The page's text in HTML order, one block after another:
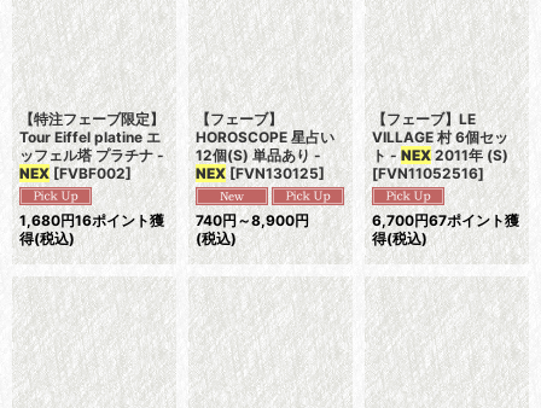
【特注フェーブ限定】
Tour Eiffel platine エ
ッフェル塔 プラチナ -
NEX [FVBF002]
1,680円16ポイント獲
得(税込)
【フェーブ】
HOROSCOPE 星占い
12個(S) 単品あり -
NEX [FVN130125]
740円～8,900円
(税込)
【フェーブ】LE
VILLAGE 村 6個セッ
ト -NEX2011年 (S)
[FVN11052516]
6,700円67ポイント獲
得(税込)